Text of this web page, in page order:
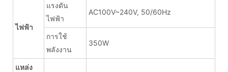
ไฟฟ้า
แรงดัน
ไฟฟ้า
AC100V~240V, 50/60Hz
การใช้
พลังงาน
350W
แหล่ง